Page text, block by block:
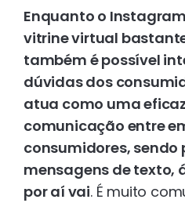
Enquanto o
vitrine virtual
também é possível
dúvidas dos
atua como uma
comunicação entre
consumidores, sendo
mensagens de texto,
por aí vai. É muito